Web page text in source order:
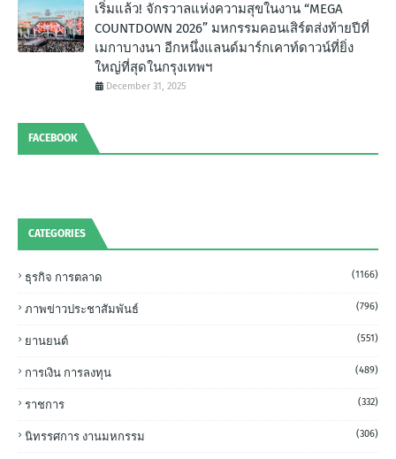
เริ่มแล้ว! จักรวาลแห่งความสุขในงาน “MEGA
COUNTDOWN 2026” มหกรรมคอนเสิร์ตส่งท้ายปีที่
เมกาบางนา อีกหนึ่งแลนด์มาร์กเคาท์ดาวน์ที่ยิ่ง
ใหญ่ที่สุดในกรุงเทพฯ
December 31, 2025
FACEBOOK
CATEGORIES
ธุรกิจ การตลาด (1166)
ภาพข่าวประชาสัมพันธ์ (796)
ยานยนต์ (551)
การเงิน การลงทุน (489)
ราชการ (332)
นิทรรศการ งานมหกรรม (306)